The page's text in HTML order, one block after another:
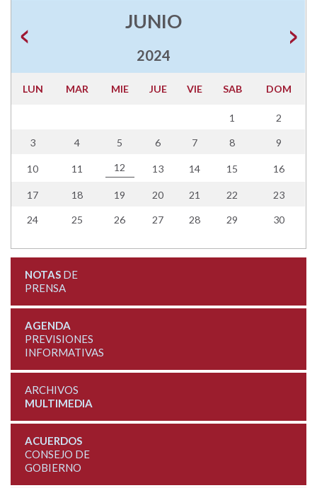
JUNIO
2024
LUN MAR MIE JUE VIE SAB DOM
1 2
3 4 5 6 7 8 9
10 11 12 13 14 15 16
17 18 19 20 21 22 23
24 25 26 27 28 29 30
NOTASDE
PRENSA
AGENDA
PREVISIONES
INFORMATIVAS
ARCHIVOS
MULTIMEDIA
ACUERDOS
CONSEJO DE
GOBIERNO